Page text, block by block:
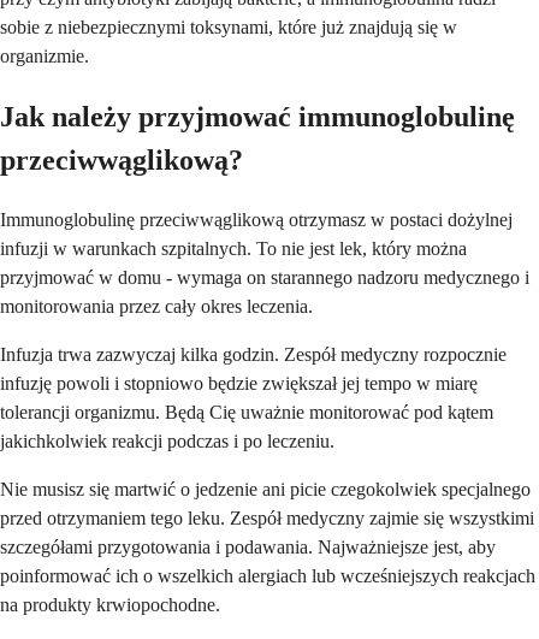
sobie z niebezpiecznymi toksynami, które już znajdują się w
organizmie.
Jak należy przyjmować immunoglobulinę
przeciwwąglikową?
Immunoglobulinę przeciwwąglikową otrzymasz w postaci dożylnej
infuzji w warunkach szpitalnych. To nie jest lek, który można
przyjmować w domu - wymaga on starannego nadzoru medycznego i
monitorowania przez cały okres leczenia.
Infuzja trwa zazwyczaj kilka godzin. Zespół medyczny rozpocznie
infuzję powoli i stopniowo będzie zwiększał jej tempo w miarę
tolerancji organizmu. Będą Cię uważnie monitorować pod kątem
jakichkolwiek reakcji podczas i po leczeniu.
Nie musisz się martwić o jedzenie ani picie czegokolwiek specjalnego
przed otrzymaniem tego leku. Zespół medyczny zajmie się wszystkimi
szczegółami przygotowania i podawania. Najważniejsze jest, aby
poinformować ich o wszelkich alergiach lub wcześniejszych reakcjach
na produkty krwiopochodne.